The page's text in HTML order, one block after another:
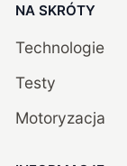
NA SKRÓTY
Technologie
Testy
Motoryzacja